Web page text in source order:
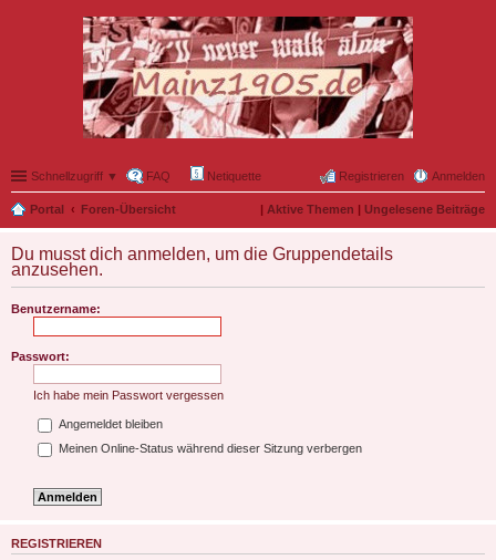
Schnellzugriff ▼ FAQ Netiquette Anmelden
Registrieren
Portal Foren-Übersicht | Aktive Themen | Ungelesene Beiträge
Du musst dich anmelden, um die Gruppendetails
anzusehen.
Benutzername:
Passwort:
Ich habe mein Passwort vergessen
Angemeldet bleiben
Meinen Online-Status während dieser Sitzung verbergen
REGISTRIEREN